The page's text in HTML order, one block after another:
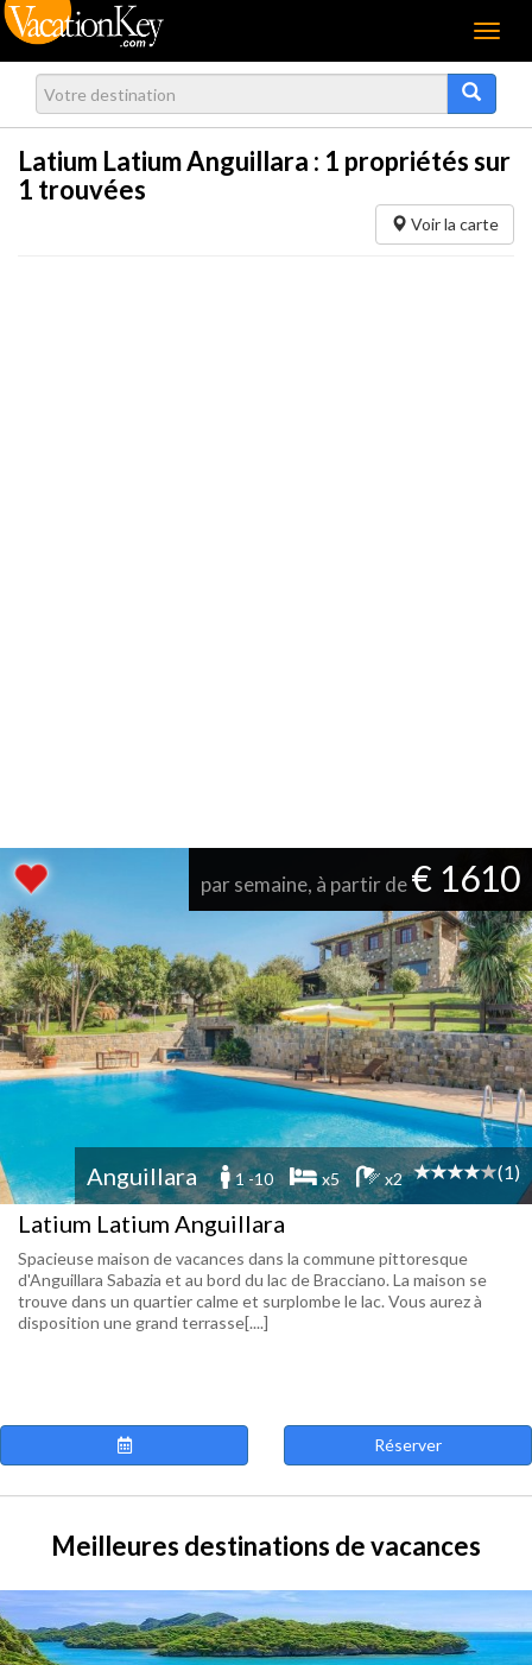
Menu
Latium Latium Anguillara : 1 propriétés sur
1 trouvées
Voir la carte
par semaine, à partir de€ 1610
Anguillara 1 -10 x5 x2 (1)
Latium Latium Anguillara
Spacieuse maison de vacances dans la commune pittoresque
d'Anguillara Sabazia et au bord du lac de Bracciano. La maison se
trouve dans un quartier calme et surplombe le lac. Vous aurez à
disposition une grand terrasse[....]
Réserver
Meilleures destinations de vacances